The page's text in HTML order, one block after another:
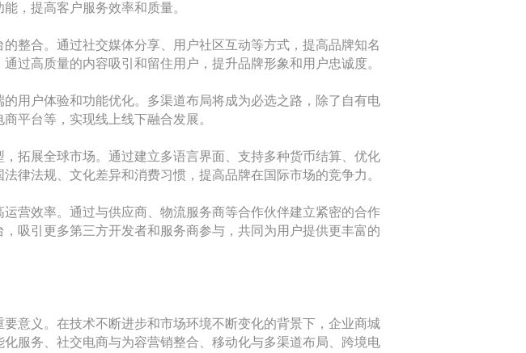
，提高客户服务效率和质量。
整合。通过社交媒体分享、用户社区互动等方式，提高品牌知名
过高质量的内容吸引和留住用户，提升品牌形象和用户忠诚度。
用户体验和功能优化。多渠道布局将成为必选之路，除了自有电
平台等，实现线上线下融合发展。
拓展全球市场。通过建立多语言界面、支持多种货币结算、优化
律法规、文化差异和消费习惯，提高品牌在国际市场的竞争力。
营效率。通过与供应商、物流服务商等合作伙伴建立紧密的合作
吸引更多第三方开发者和服务商参与，共同为用户提供更丰富的
意义。在技术不断进步和市场环境不断变化的背景下，企业商城
服务、社交电商与为容营销整合、移动化与多渠道布局、跨境电